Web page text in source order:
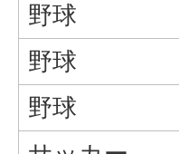
野球
野球
野球